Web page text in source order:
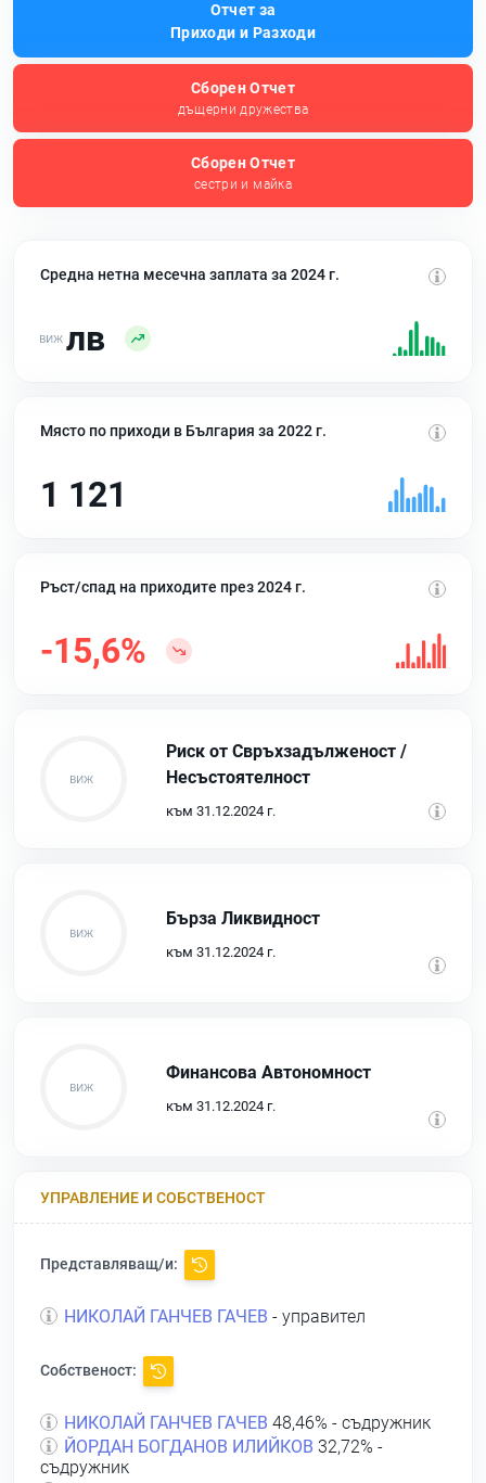
Отчет за
Приходи и Разходи
Сборен Отчет
дъщерни дружества
Сборен Отчет
сестри и майка
Средна нетна месечна заплата за 2024 г.
лв
Място по приходи в България за 2022 г.
1 121
Ръст/спад на приходите през 2024 г.
-15,6%
Риск от Свръхзадълженост /
Несъстоятелност
към 31.12.2024 г.
Бърза Ликвидност
към 31.12.2024 г.
Финансова Автономност
към 31.12.2024 г.
УПРАВЛЕНИЕ И СОБСТВЕНОСТ
Представляващ/и:
НИКОЛАЙ ГАНЧЕВ ГАЧЕВ - управител
Собственост:
НИКОЛАЙ ГАНЧЕВ ГАЧЕВ 48,46% - съдружник
ЙОРДАН БОГДАНОВ ИЛИЙКОВ 32,72% -
съдружник